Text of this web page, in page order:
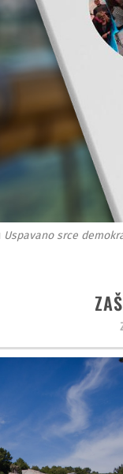
Uspavano srce